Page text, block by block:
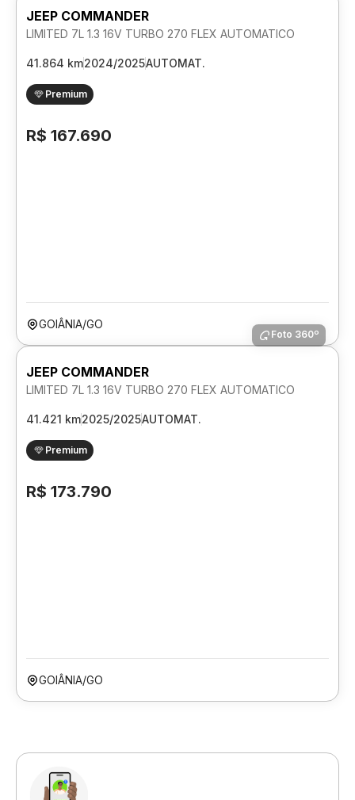
JEEP COMMANDER
LIMITED 7L 1.3 16V TURBO 270 FLEX AUTOMATICO
41.864 km2024/2025AUTOMAT.
Premium
R$ 167.690
GOIÂNIA/GO
Foto 360º
JEEP COMMANDER
LIMITED 7L 1.3 16V TURBO 270 FLEX AUTOMATICO
41.421 km2025/2025AUTOMAT.
Premium
R$ 173.790
GOIÂNIA/GO